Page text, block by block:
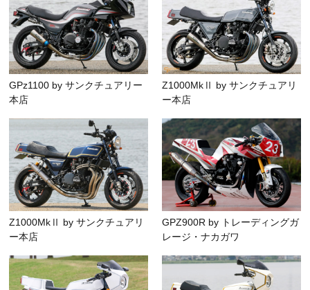
GPz1100 by サンクチュアリー
本店
Z1000MkⅡ by サンクチュアリ
ー本店
Z1000MkⅡ by サンクチュアリ
ー本店
GPZ900R by トレーディングガ
レージ・ナカガワ